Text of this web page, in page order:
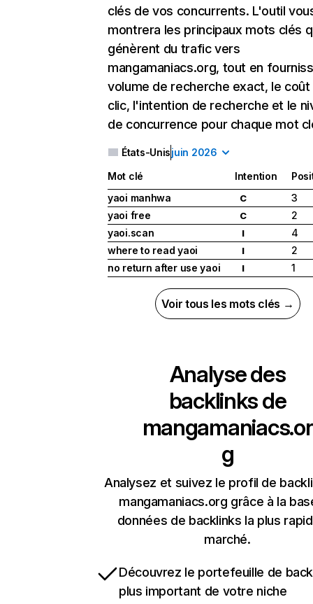
clés de vos concurrents. L'outil
montrera les principaux mots clés
génèrent du trafic vers
mangamaniacs.org, tout en
volume de recherche exact, le coût
clic, l'intention de recherche et le
de concurrence pour chaque mot
États-Unisjuin 2026
Mot clé Intention
yaoi manhwa
C
3
yaoi free
C
2
yaoi.scan
I
4
where to read yaoi
I
2
no return after use yaoi
I 1
Voir tous les mots clés →
Analyse des
backlinks de
mangamaniacs.or
g
Analysez et suivez le profil de
mangamaniacs.org grâce à la
données de backlinks la plus
marché.
Découvrez le portefeuille de
plus important de votre niche